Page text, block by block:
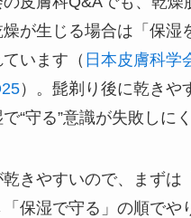
が生じる場合は「保湿
います（ 日本皮膚科学
）。髭剃り後に乾きや
“守る”意識が失敗しに
きやすいので、まずは
保湿で守る」の順でや